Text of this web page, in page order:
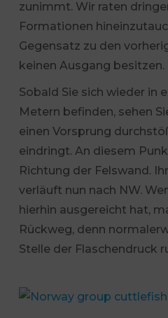
zunimmt. Wir raten
Formationen
Gegensatz zu den
keinen Ausgang besitzen.
Sobald Sie sich wieder in
Metern befinden, sehen
einen Vorsprung
eindringt. An diesem
Richtung der Felswand.
verläuft nun nach NW.
hierhin ausgereicht hat,
Rückweg, denn
Stelle der Flaschendruck